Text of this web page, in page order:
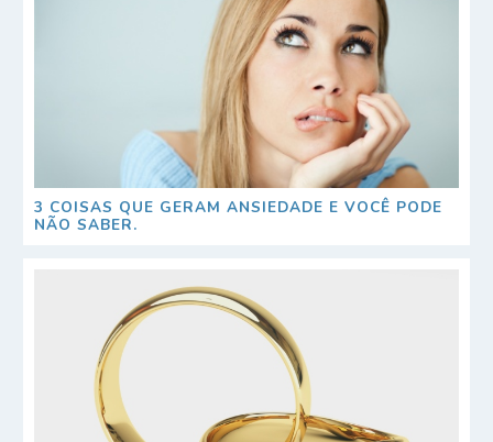
3 COISAS QUE GERAM ANSIEDADE E VOCÊ PODE
NÃO SABER.